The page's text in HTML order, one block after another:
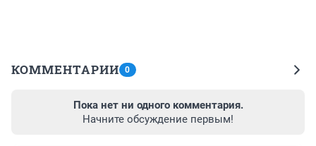
КОММЕНТАРИИ 0
Пока нет ни одного комментария.
Начните обсуждение первым!